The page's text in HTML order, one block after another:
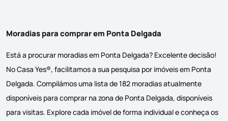
Moradias para comprar em Ponta Delgada
Está a procurar moradias em Ponta Delgada? Excelente decisão!
No Casa Yes®, facilitamos a sua pesquisa por imóveis em Ponta
Delgada. Compilámos uma lista de 182 moradias atualmente
disponíveis para comprar na zona de Ponta Delgada, disponíveis
para visitas. Explore cada imóvel de forma individual e conheça os